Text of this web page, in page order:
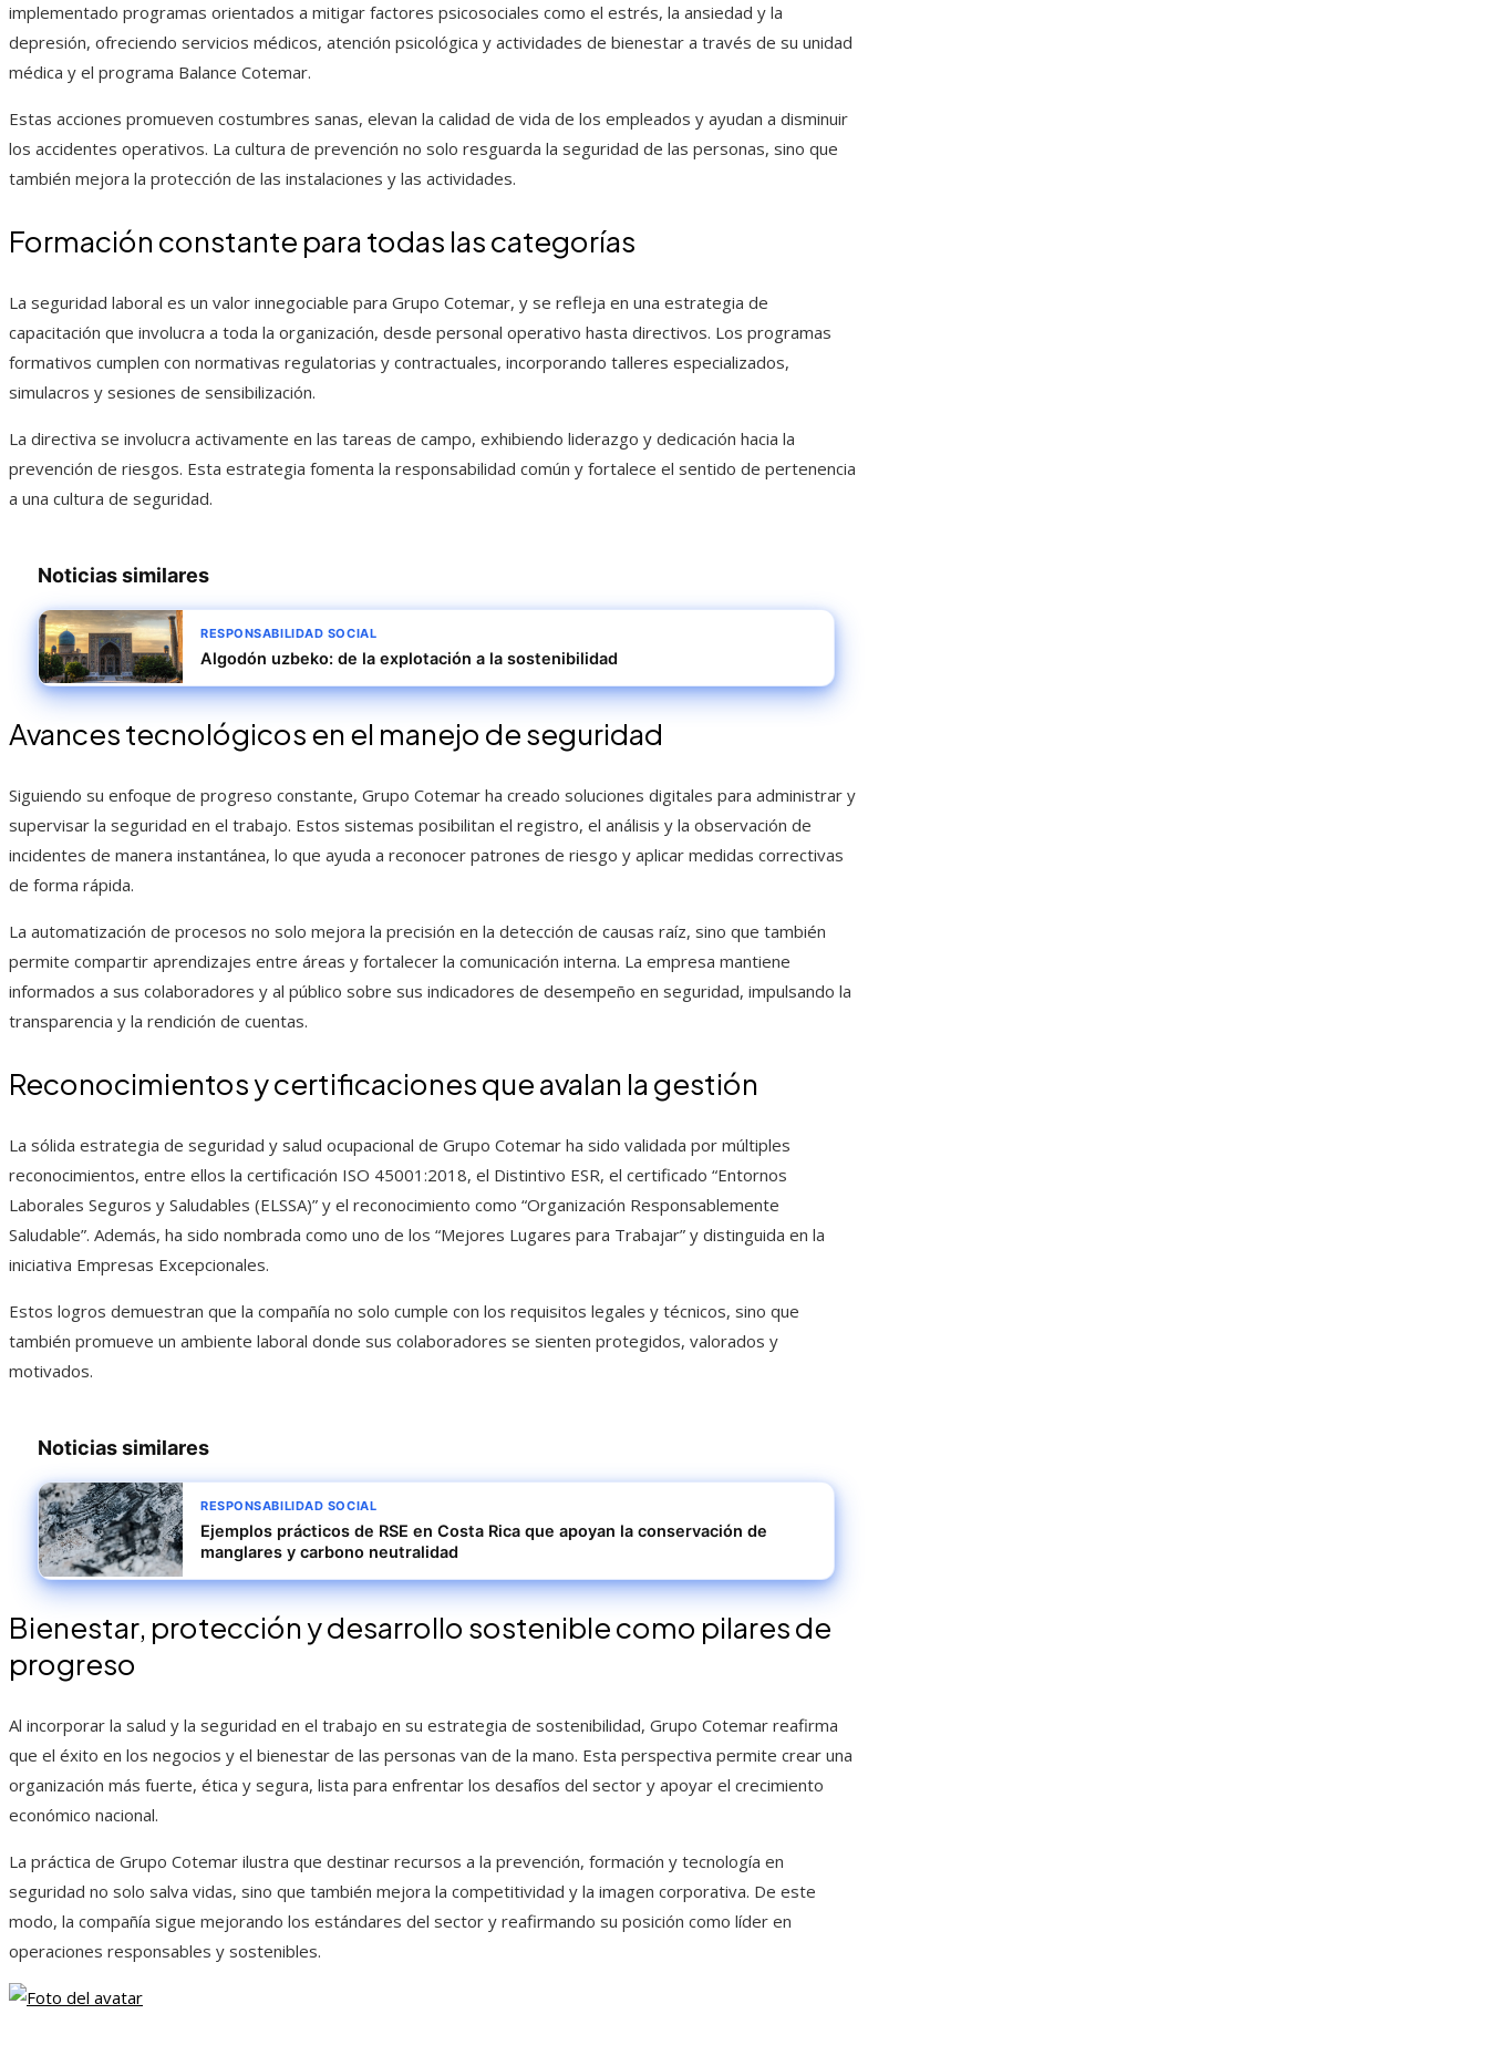
implementado programas orientados a mitigar factores psicosociales como el estrés, la ansiedad y la
depresión, ofreciendo servicios médicos, atención psicológica y actividades de bienestar a través de su unidad
médica y el programa Balance Cotemar.
Estas acciones promueven costumbres sanas, elevan la calidad de vida de los empleados y ayudan a disminuir
los accidentes operativos. La cultura de prevención no solo resguarda la seguridad de las personas, sino que
también mejora la protección de las instalaciones y las actividades.
Formación constante para todas las categorías
La seguridad laboral es un valor innegociable para Grupo Cotemar, y se refleja en una estrategia de
capacitación que involucra a toda la organización, desde personal operativo hasta directivos. Los programas
formativos cumplen con normativas regulatorias y contractuales, incorporando talleres especializados,
simulacros y sesiones de sensibilización.
La directiva se involucra activamente en las tareas de campo, exhibiendo liderazgo y dedicación hacia la
prevención de riesgos. Esta estrategia fomenta la responsabilidad común y fortalece el sentido de pertenencia
a una cultura de seguridad.
Noticias similares
RESPONSABILIDAD SOCIAL
Algodón uzbeko: de la explotación a la sostenibilidad
Avances tecnológicos en el manejo de seguridad
Siguiendo su enfoque de progreso constante, Grupo Cotemar ha creado soluciones digitales para administrar y
supervisar la seguridad en el trabajo. Estos sistemas posibilitan el registro, el análisis y la observación de
incidentes de manera instantánea, lo que ayuda a reconocer patrones de riesgo y aplicar medidas correctivas
de forma rápida.
La automatización de procesos no solo mejora la precisión en la detección de causas raíz, sino que también
permite compartir aprendizajes entre áreas y fortalecer la comunicación interna. La empresa mantiene
informados a sus colaboradores y al público sobre sus indicadores de desempeño en seguridad, impulsando la
transparencia y la rendición de cuentas.
Reconocimientos y certificaciones que avalan la gestión
La sólida estrategia de seguridad y salud ocupacional de Grupo Cotemar ha sido validada por múltiples
reconocimientos, entre ellos la certificación ISO 45001:2018, el Distintivo ESR, el certificado “Entornos
Laborales Seguros y Saludables (ELSSA)” y el reconocimiento como “Organización Responsablemente
Saludable”. Además, ha sido nombrada como uno de los “Mejores Lugares para Trabajar” y distinguida en la
iniciativa Empresas Excepcionales.
Estos logros demuestran que la compañía no solo cumple con los requisitos legales y técnicos, sino que
también promueve un ambiente laboral donde sus colaboradores se sienten protegidos, valorados y
motivados.
Noticias similares
RESPONSABILIDAD SOCIAL
Ejemplos prácticos de RSE en Costa Rica que apoyan la conservación de
manglares y carbono neutralidad
Bienestar, protección y desarrollo sostenible como pilares de
progreso
Al incorporar la salud y la seguridad en el trabajo en su estrategia de sostenibilidad, Grupo Cotemar reafirma
que el éxito en los negocios y el bienestar de las personas van de la mano. Esta perspectiva permite crear una
organización más fuerte, ética y segura, lista para enfrentar los desafíos del sector y apoyar el crecimiento
económico nacional.
La práctica de Grupo Cotemar ilustra que destinar recursos a la prevención, formación y tecnología en
seguridad no solo salva vidas, sino que también mejora la competitividad y la imagen corporativa. De este
modo, la compañía sigue mejorando los estándares del sector y reafirmando su posición como líder en
operaciones responsables y sostenibles.